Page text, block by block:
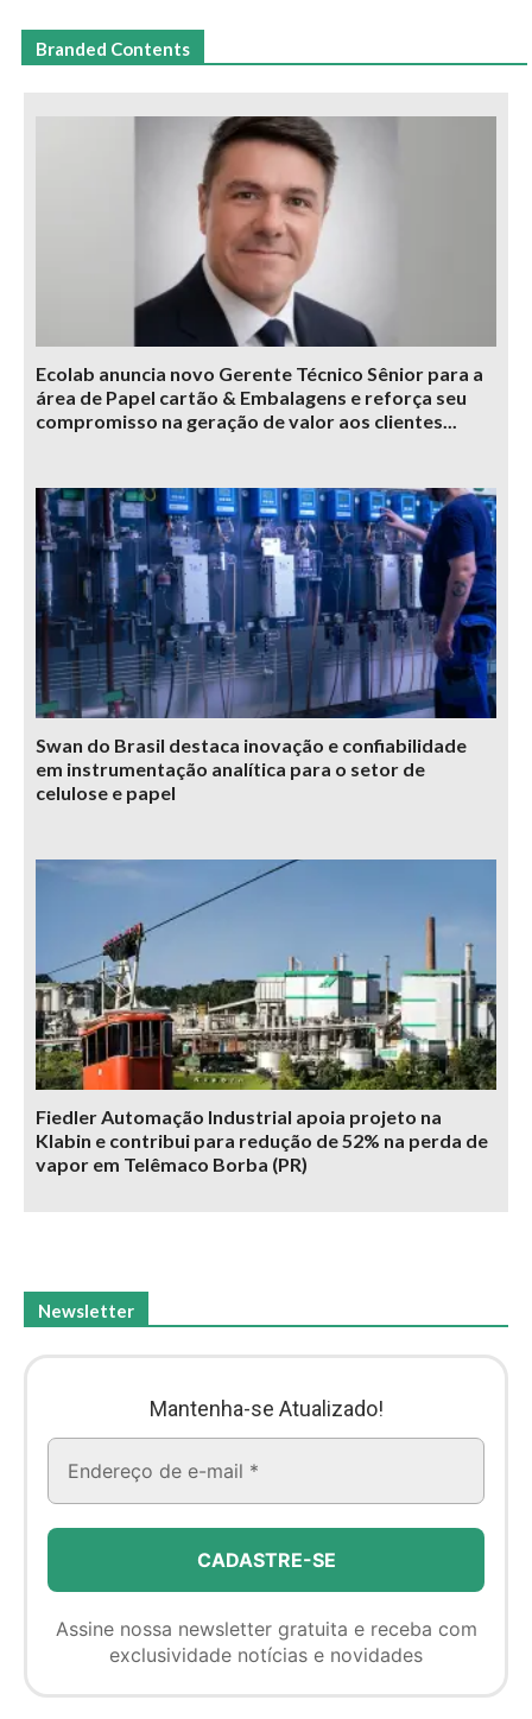
Branded Contents
Ecolab anuncia novo Gerente Técnico Sênior para a
área de Papel cartão & Embalagens e reforça seu
compromisso na geração de valor aos clientes...
Swan do Brasil destaca inovação e confiabilidade
em instrumentação analítica para o setor de
celulose e papel
Fiedler Automação Industrial apoia projeto na
Klabin e contribui para redução de 52% na perda de
vapor em Telêmaco Borba (PR)
Newsletter
Mantenha-se Atualizado!
Assine nossa newsletter gratuita e receba com
exclusividade notícias e novidades